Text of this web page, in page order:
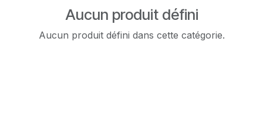
Aucun produit défini
Aucun produit défini dans cette catégorie.